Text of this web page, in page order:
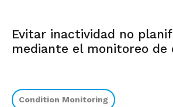
Evitar inactividad no
mediante el monitoreo de
Condition Monitoring